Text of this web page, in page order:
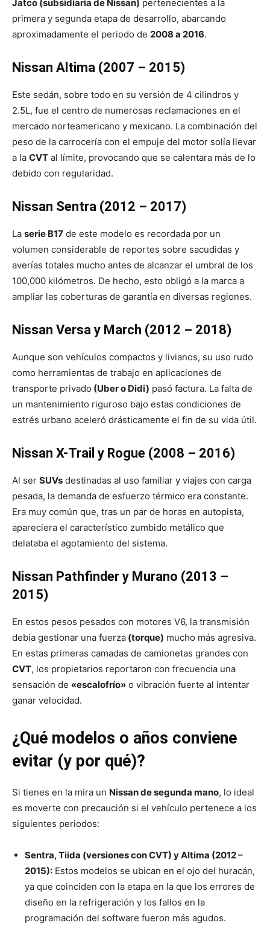
Jatco (subsidiaria de Nissan) pertenecientes a la
primera y segunda etapa de desarrollo, abarcando
aproximadamente el periodo de 2008 a 2016.
Nissan Altima (2007 – 2015)
Este sedán, sobre todo en su versión de 4 cilindros y
2.5L, fue el centro de numerosas reclamaciones en el
mercado norteamericano y mexicano. La combinación del
peso de la carrocería con el empuje del motor solía llevar
a la CVT al límite, provocando que se calentara más de lo
debido con regularidad.
Nissan Sentra (2012 – 2017)
La serie B17 de este modelo es recordada por un
volumen considerable de reportes sobre sacudidas y
averías totales mucho antes de alcanzar el umbral de los
100,000 kilómetros. De hecho, esto obligó a la marca a
ampliar las coberturas de garantía en diversas regiones.
Nissan Versa y March (2012 – 2018)
Aunque son vehículos compactos y livianos, su uso rudo
como herramientas de trabajo en aplicaciones de
transporte privado (Uber o Didi) pasó factura. La falta de
un mantenimiento riguroso bajo estas condiciones de
estrés urbano aceleró drásticamente el fin de su vida útil.
Nissan X-Trail y Rogue (2008 – 2016)
Al ser SUVs destinadas al uso familiar y viajes con carga
pesada, la demanda de esfuerzo térmico era constante.
Era muy común que, tras un par de horas en autopista,
apareciera el característico zumbido metálico que
delataba el agotamiento del sistema.
Nissan Pathfinder y Murano (2013 –
2015)
En estos pesos pesados con motores V6, la transmisión
debía gestionar una fuerza (torque) mucho más agresiva.
En estas primeras camadas de camionetas grandes con
CVT, los propietarios reportaron con frecuencia una
sensación de «escalofrío» o vibración fuerte al intentar
ganar velocidad.
¿Qué modelos o años conviene
evitar (y por qué)?
Si tienes en la mira un Nissan de segunda mano, lo ideal
es moverte con precaución si el vehículo pertenece a los
siguientes periodos:
Sentra, Tiida (versiones con CVT) y Altima (2012 –
2015): Estos modelos se ubican en el ojo del huracán,
ya que coinciden con la etapa en la que los errores de
diseño en la refrigeración y los fallos en la
programación del software fueron más agudos.